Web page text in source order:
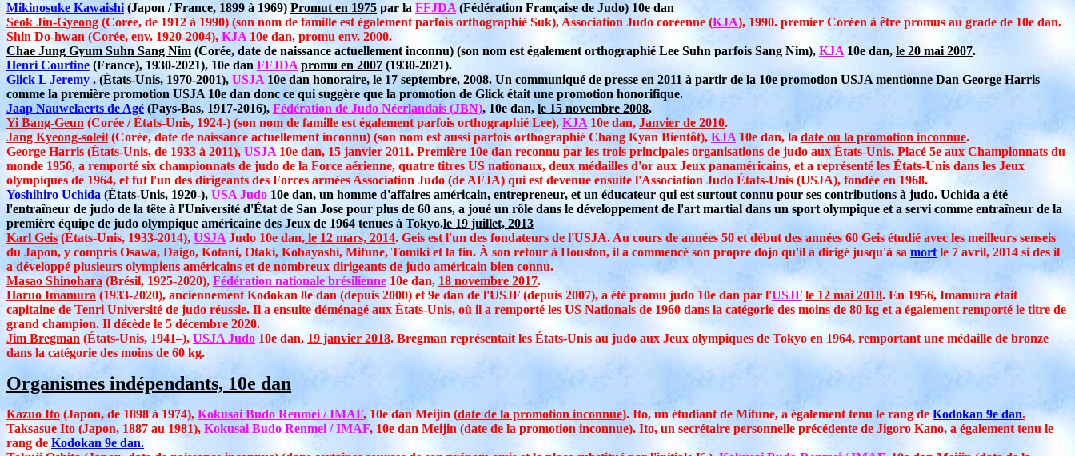
Mikinosuke Kawaishi (Japon / France, 1899 à 1969) Promut en 1975 par la FFJDA (Fédération Française de Judo) 10e dan
Seok Jin-Gyeong (Corée, de 1912 à 1990) (son nom de famille est également parfois orthographié Suk), Association Judo coréenne (KJA), 1990. premier Coréen à être promus au grade de 10e dan.
Shin Do-hwan (Corée, env. 1920-2004), KJA 10e dan, promu env. 2000.
Chae Jung Gyum Suhn Sang Nim (Corée, date de naissance actuellement inconnu) (son nom est également orthographié Lee Suhn parfois Sang Nim), KJA 10e dan, le 20 mai 2007.
Henri Courtine (France), 1930-2021), 10e dan FFJDA promu en 2007 (1930-2021).
Glick L Jeremy . (États-Unis, 1970-2001), USJA 10e dan honoraire, le 17 septembre, 2008. Un communiqué de presse en 2011 à partir de la 10e promotion USJA mentionne Dan George Harris
comme la première promotion USJA 10e dan donc ce qui suggère que la promotion de Glick était une promotion honorifique.
Jaap Nauwelaerts de Agé (Pays-Bas, 1917-2016), Fédération de Judo Néerlandais (JBN), 10e dan, le 15 novembre 2008.
Yi Bang-Geun (Corée / États-Unis, 1924-) (son nom de famille est également parfois orthographié Lee), KJA 10e dan, Janvier de 2010.
Jang Kyeong-soleil (Corée, date de naissance actuellement inconnu) (son nom est aussi parfois orthographié Chang Kyan Bientôt), KJA 10e dan, ladate ou la promotion inconnue.
George Harris (États-Unis, de 1933 à 2011), USJA 10e dan, 15 janvier 2011. Première 10e dan reconnu par les trois principales organisations de judo aux États-Unis. Placé 5e aux Championnats du
monde 1956, a remporté six championnats de judo de la Force aérienne, quatre titres US nationaux, deux médailles d'or aux Jeux panaméricains, et a représenté les États-Unis dans les Jeux
olympiques de 1964, et fut l'un des dirigeants des Forces armées Association Judo (de AFJA) qui est devenue ensuite l'Association Judo États-Unis (USJA), fondée en 1968.
Yoshihiro Uchida (États-Unis, 1920-), USA Judo 10e dan, un homme d'affaires américain, entrepreneur, et un éducateur qui est surtout connu pour ses contributions à judo. Uchida a été
l'entraîneur de judo de la tête à l'Université d'État de San Jose pour plus de 60 ans, a joué un rôle dans le développement de l'art martial dans un sport olympique et a servi comme entraîneur de la
première équipe de judo olympique américaine des Jeux de 1964 tenues à Tokyo.le 19 juillet, 2013
Karl Geis (États-Unis, 1933-2014), USJA Judo 10e dan, le 12 mars, 2014. Geis est l'un des fondateurs de l'USJA. Au cours de années 50 et début des années 60 Geis étudié avec les meilleurs senseis
du Japon, y compris Osawa, Daigo, Kotani, Otaki, Kobayashi, Mifune, Tomiki et la fin. À son retour à Houston, il a commencé son propre dojo qu'il a dirigé jusqu'à sa mort le 7 avril, 2014 si des il
a développé plusieurs olympiens américains et de nombreux dirigeants de judo américain bien connu.
Masao Shinohara (Brésil, 1925-2020), Fédération nationale brésilienne 10e dan, 18 novembre 2017.
Haruo Imamura (1933-2020), anciennement Kodokan 8e dan (depuis 2000) et 9e dan de l'USJF (depuis 2007), a été promu judo 10e dan par l'USJF le 12 mai 2018. En 1956, Imamura était
capitaine de Tenri Université de judo réussie. Il a ensuite déménagé aux États-Unis, où il a remporté les US Nationals de 1960 dans la catégorie des moins de 80 kg et a également remporté le titre de
grand champion. Il décède le 5 décembre 2020.
Jim Bregman (États-Unis, 1941–), USJA Judo 10e dan, 19 janvier 2018. Bregman représentait les États-Unis au judo aux Jeux olympiques de Tokyo en 1964, remportant une médaille de bronze
dans la catégorie des moins de 60 kg.
Organismes indépendants, 10e dan
Kazuo Ito (Japon, de 1898 à 1974), Kokusai Budo Renmei / IMAF, 10e dan Meijin (date de la promotion inconnue). Ito, un étudiant de Mifune, a également tenu le rang deKodokan 9e dan.
Taksasue Ito (Japon, 1887 au 1981), Kokusai Budo Renmei / IMAF, 10e dan Meijin (date de la promotion inconnue). Ito, un secrétaire personnelle précédente de Jigoro Kano, a également tenu le
rang de Kodokan 9e dan.